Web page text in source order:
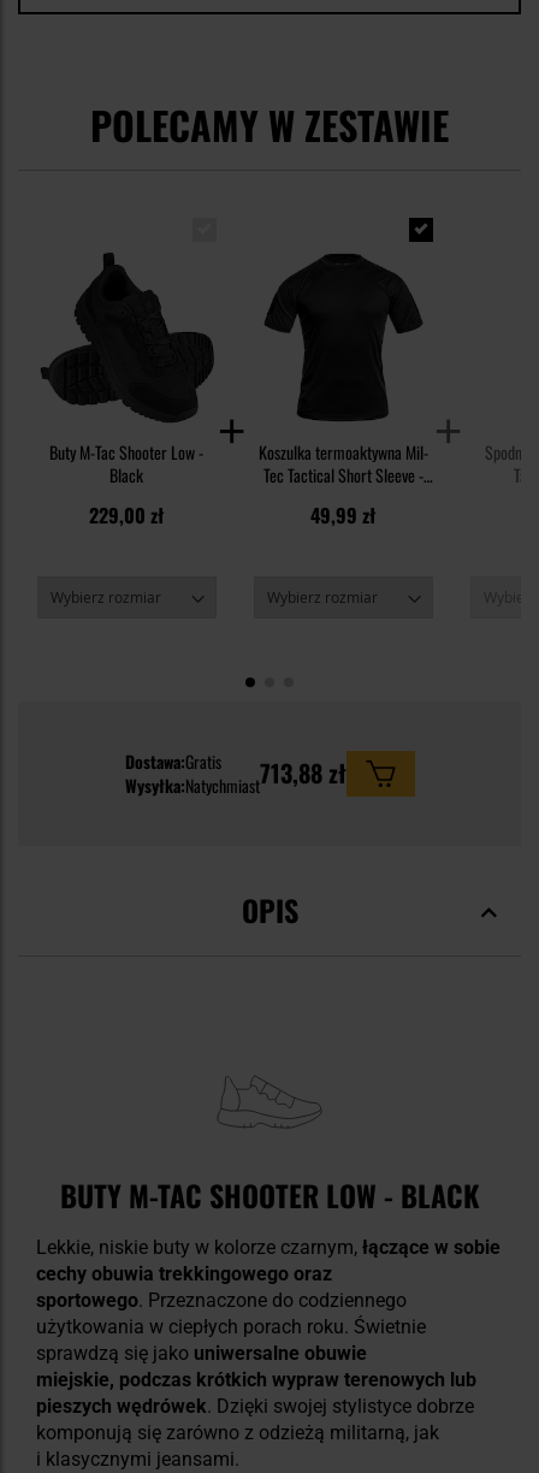
POLECAMY W ZESTAWIE
Buty M-Tac Shooter Low -
Black
229,00 zł
Koszulka termoaktywna Mil-
Tec Tactical Short Sleeve -
49,99 zł
Dostawa:Gratis
Wysyłka:Natychmiast713,88 zł
OPIS
BUTY M-TAC SHOOTER LOW - BLACK
Lekkie, niskie buty w kolorze czarnym, łączące w sobie
cechy obuwia trekkingowego oraz
sportowego. Przeznaczone do codziennego
użytkowania w ciepłych porach roku. Świetnie
sprawdzą się jako uniwersalne obuwie
miejskie, podczas krótkich wypraw terenowych lub
pieszych wędrówek. Dzięki swojej stylistyce dobrze
komponują się zarówno z odzieżą militarną, jak
i klasycznymi jeansami.